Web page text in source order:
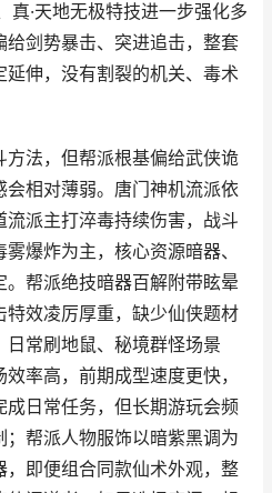
真·天地无极特技进一步强化多
剑势暴击、突进追击，整套
伸，没有割裂的机关、毒术
法，但帮派根基偏给武侠诡
相对薄弱。唐门神机流派依
派主打淬毒持续伤害，战斗
爆炸为主，核心资源暗器、
帮派绝技暗器百解附带眩晕
效凌厉厚重，缺少仙侠题材
常刷地鼠、秘境群怪场景
率高，前期成型速度更快，
日常任务，但长期游玩会频
帮派人物服饰以暗紫黑调为
即便组合同款仙术外观，整